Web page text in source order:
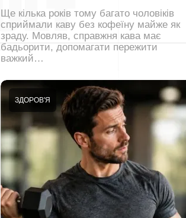
Ще кілька років тому багато чоловіків
сприймали каву без кофеїну майже як
зраду. Мовляв, справжня кава має
бадьорити, допомагати пережити
важкий…
ЗДОРОВ'Я